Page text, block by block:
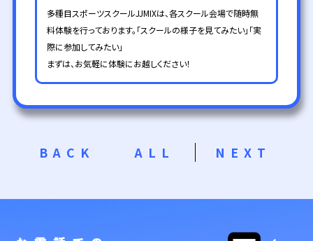
多種目スポーツスクールJJMIXは、各スクール会場で随時無
料体験を行っております。「スクールの様子を見てみたい」「実
際に参加してみたい」
まずは、お気軽に体験にお越しください！
BACK ALL NEXT